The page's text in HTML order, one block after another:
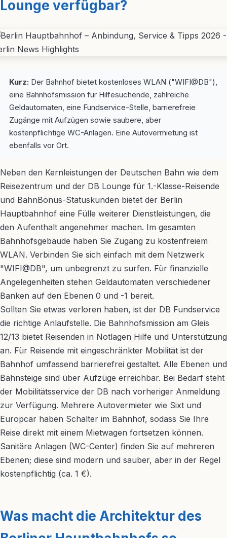
Lounge verfügbar?
Kurz: Der Bahnhof bietet kostenloses WLAN ("WIFI@DB"),
eine Bahnhofsmission für Hilfesuchende, zahlreiche
Geldautomaten, eine Fundservice-Stelle, barrierefreie
Zugänge mit Aufzügen sowie saubere, aber
kostenpflichtige WC-Anlagen. Eine Autovermietung ist
ebenfalls vor Ort.
Neben den Kernleistungen der Deutschen Bahn wie dem
Reisezentrum und der DB Lounge für 1.-Klasse-Reisende
und BahnBonus-Statuskunden bietet der Berlin
Hauptbahnhof eine Fülle weiterer Dienstleistungen, die
den Aufenthalt angenehmer machen. Im gesamten
Bahnhofsgebäude haben Sie Zugang zu kostenfreiem
WLAN. Verbinden Sie sich einfach mit dem Netzwerk
"WIFI@DB", um unbegrenzt zu surfen. Für finanzielle
Angelegenheiten stehen Geldautomaten verschiedener
Banken auf den Ebenen 0 und -1 bereit.
Sollten Sie etwas verloren haben, ist der DB Fundservice
die richtige Anlaufstelle. Die Bahnhofsmission am Gleis
12/13 bietet Reisenden in Notlagen Hilfe und Unterstützung
an. Für Reisende mit eingeschränkter Mobilität ist der
Bahnhof umfassend barrierefrei gestaltet. Alle Ebenen und
Bahnsteige sind über Aufzüge erreichbar. Bei Bedarf steht
der Mobilitätsservice der DB nach vorheriger Anmeldung
zur Verfügung. Mehrere Autovermieter wie Sixt und
Europcar haben Schalter im Bahnhof, sodass Sie Ihre
Reise direkt mit einem Mietwagen fortsetzen können.
Sanitäre Anlagen (WC-Center) finden Sie auf mehreren
Ebenen; diese sind modern und sauber, aber in der Regel
kostenpflichtig (ca. 1 €).
Was macht die Architektur des